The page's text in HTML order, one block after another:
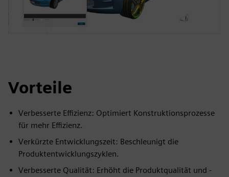
Vorteile
Verbesserte Effizienz: Optimiert Konstruktionsprozesse
für mehr Effizienz.
Verkürzte Entwicklungszeit: Beschleunigt die
Produktentwicklungszyklen.
Verbesserte Qualität: Erhöht die Produktqualität und -